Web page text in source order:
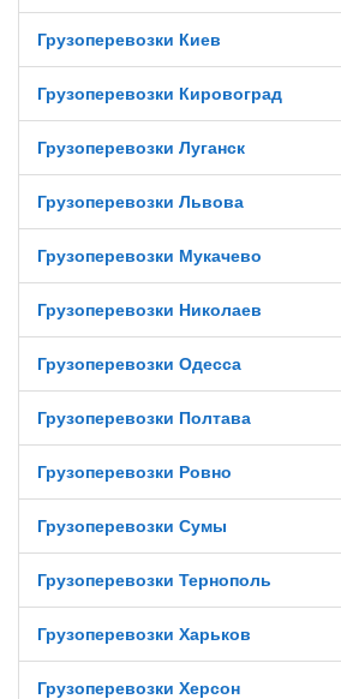
Грузоперевозки Киев
Грузоперевозки Кировоград
Грузоперевозки Луганск
Грузоперевозки Львова
Грузоперевозки Мукачево
Грузоперевозки Николаев
Грузоперевозки Одесса
Грузоперевозки Полтава
Грузоперевозки Ровно
Грузоперевозки Сумы
Грузоперевозки Тернополь
Грузоперевозки Харьков
Грузоперевозки Херсон